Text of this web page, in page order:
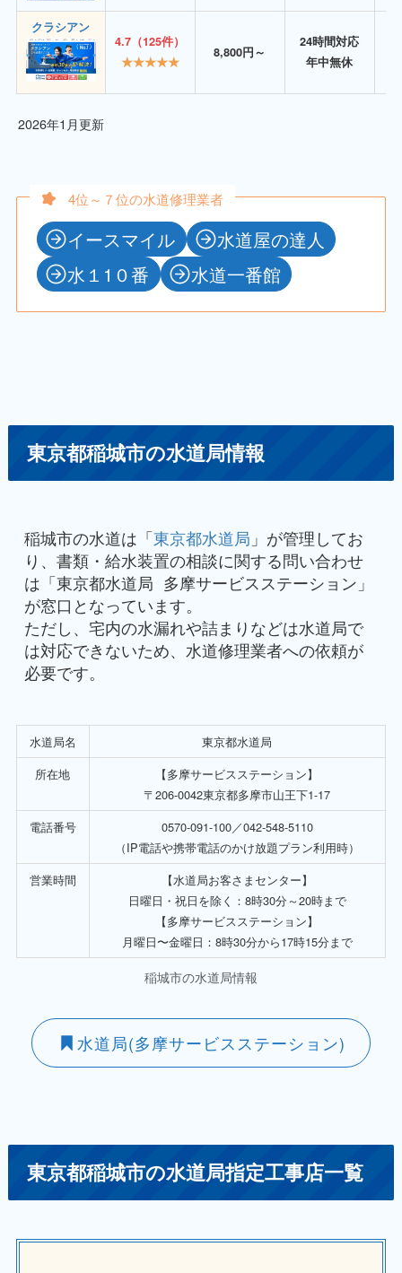
クラシアン
4.7（125件）
★★★★★
8,800円～
24時間対応
年中無休
2026年1月更新
4位～７位の水道修理業者
イースマイル
水道屋の達人
水１1０番
水道一番館
東京都稲城市の水道局情報
稲城市の水道は「 東京都水道局 」が管理してお
り、書類・給水装置の相談に関する問い合わせ
は「東京都水道局 多摩サービスステーション」
が窓口となっています。
ただし、宅内の水漏れや詰まりなどは水道局で
は対応できないため、水道修理業者への依頼が
必要です。
水道局名
東京都水道局
所在地
【多摩サービスステーション】
〒206-0042東京都多摩市山王下1-17
電話番号
0570-091-100／042-548-5110
（IP電話や携帯電話のかけ放題プラン利用時）
営業時間
【水道局お客さまセンター】
日曜日・祝日を除く：8時30分～20時まで
【多摩サービスステーション】
月曜日〜金曜日：8時30分から17時15分まで
稲城市の水道局情報
水道局(多摩サービスステーション)
東京都稲城市の水道局指定工事店一覧